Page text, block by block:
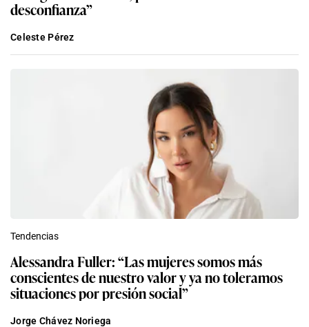
desconfianza”
Celeste Pérez
Tendencias
Alessandra Fuller: “Las mujeres somos más
conscientes de nuestro valor y ya no toleramos
situaciones por presión social”
Jorge Chávez Noriega